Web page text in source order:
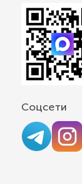
Соцсети